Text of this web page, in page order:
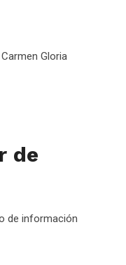
Gloria
de
de información